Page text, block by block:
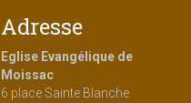
Adresse
Eglise Evangélique de
Moissac
6 place Sainte Blanche